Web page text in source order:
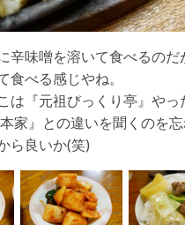
辛味噌を溶いて食べるのだ
食べる感じやね。
は『元祖びっくり亭』やっ
本家』との違いを聞くのを
ら良いか(笑)